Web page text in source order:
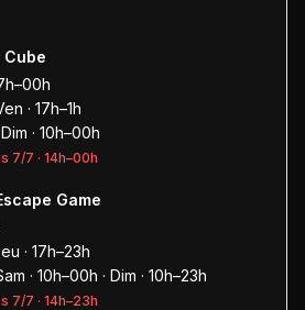
Cube
· 17h–1h
· 10h–00h
7/7 · 14h–00h
Game
· 17h–23h
· 10h–00h · Dim · 10h–23h
7/7 · 14h–23h